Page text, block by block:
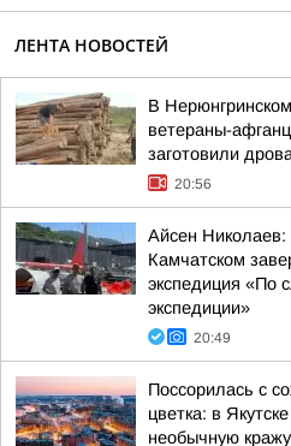
ЛЕНТА НОВОСТЕЙ
В
ветераны-
заготовили
20:56
Айсен Николаев:
Камчатском
экспедиция «По
экспедиции»
20:49
Поссорилась с
цветка: в
необычную кражу